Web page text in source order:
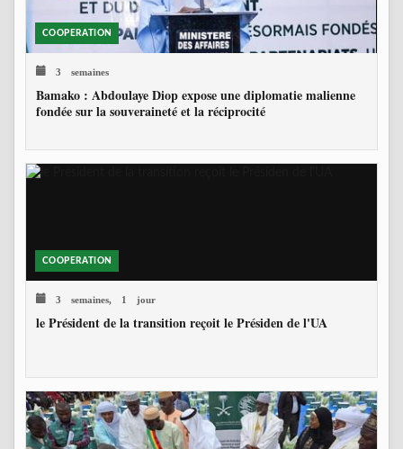
COOPERATION
3 semaines
Bamako : Abdoulaye Diop expose une diplomatie malienne
fondée sur la souveraineté et la réciprocité
COOPERATION
3 semaines, 1 jour
le Président de la transition reçoit le Présiden de l'UA